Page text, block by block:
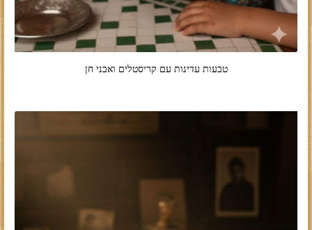
טבעות עדינות עם קריסטלים ואבני חן